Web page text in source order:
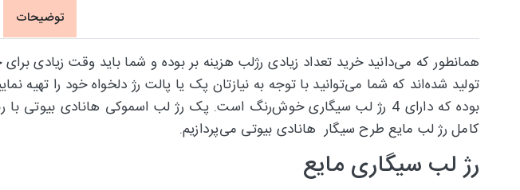
توضیحات
همانطور که می‌دانید خرید تعداد زیادی رژلب هزینه بر بوده و شما باید وقت زیادی
بوده که دارای 4 رژ لب سیگاری خوش‌رنگ است. پک رژ لب اسموکی هانادی
کامل رژ لب مایع طرح سیگار هانادی بیوتی می‌پردازیم.
رژ لب سیگاری مایع